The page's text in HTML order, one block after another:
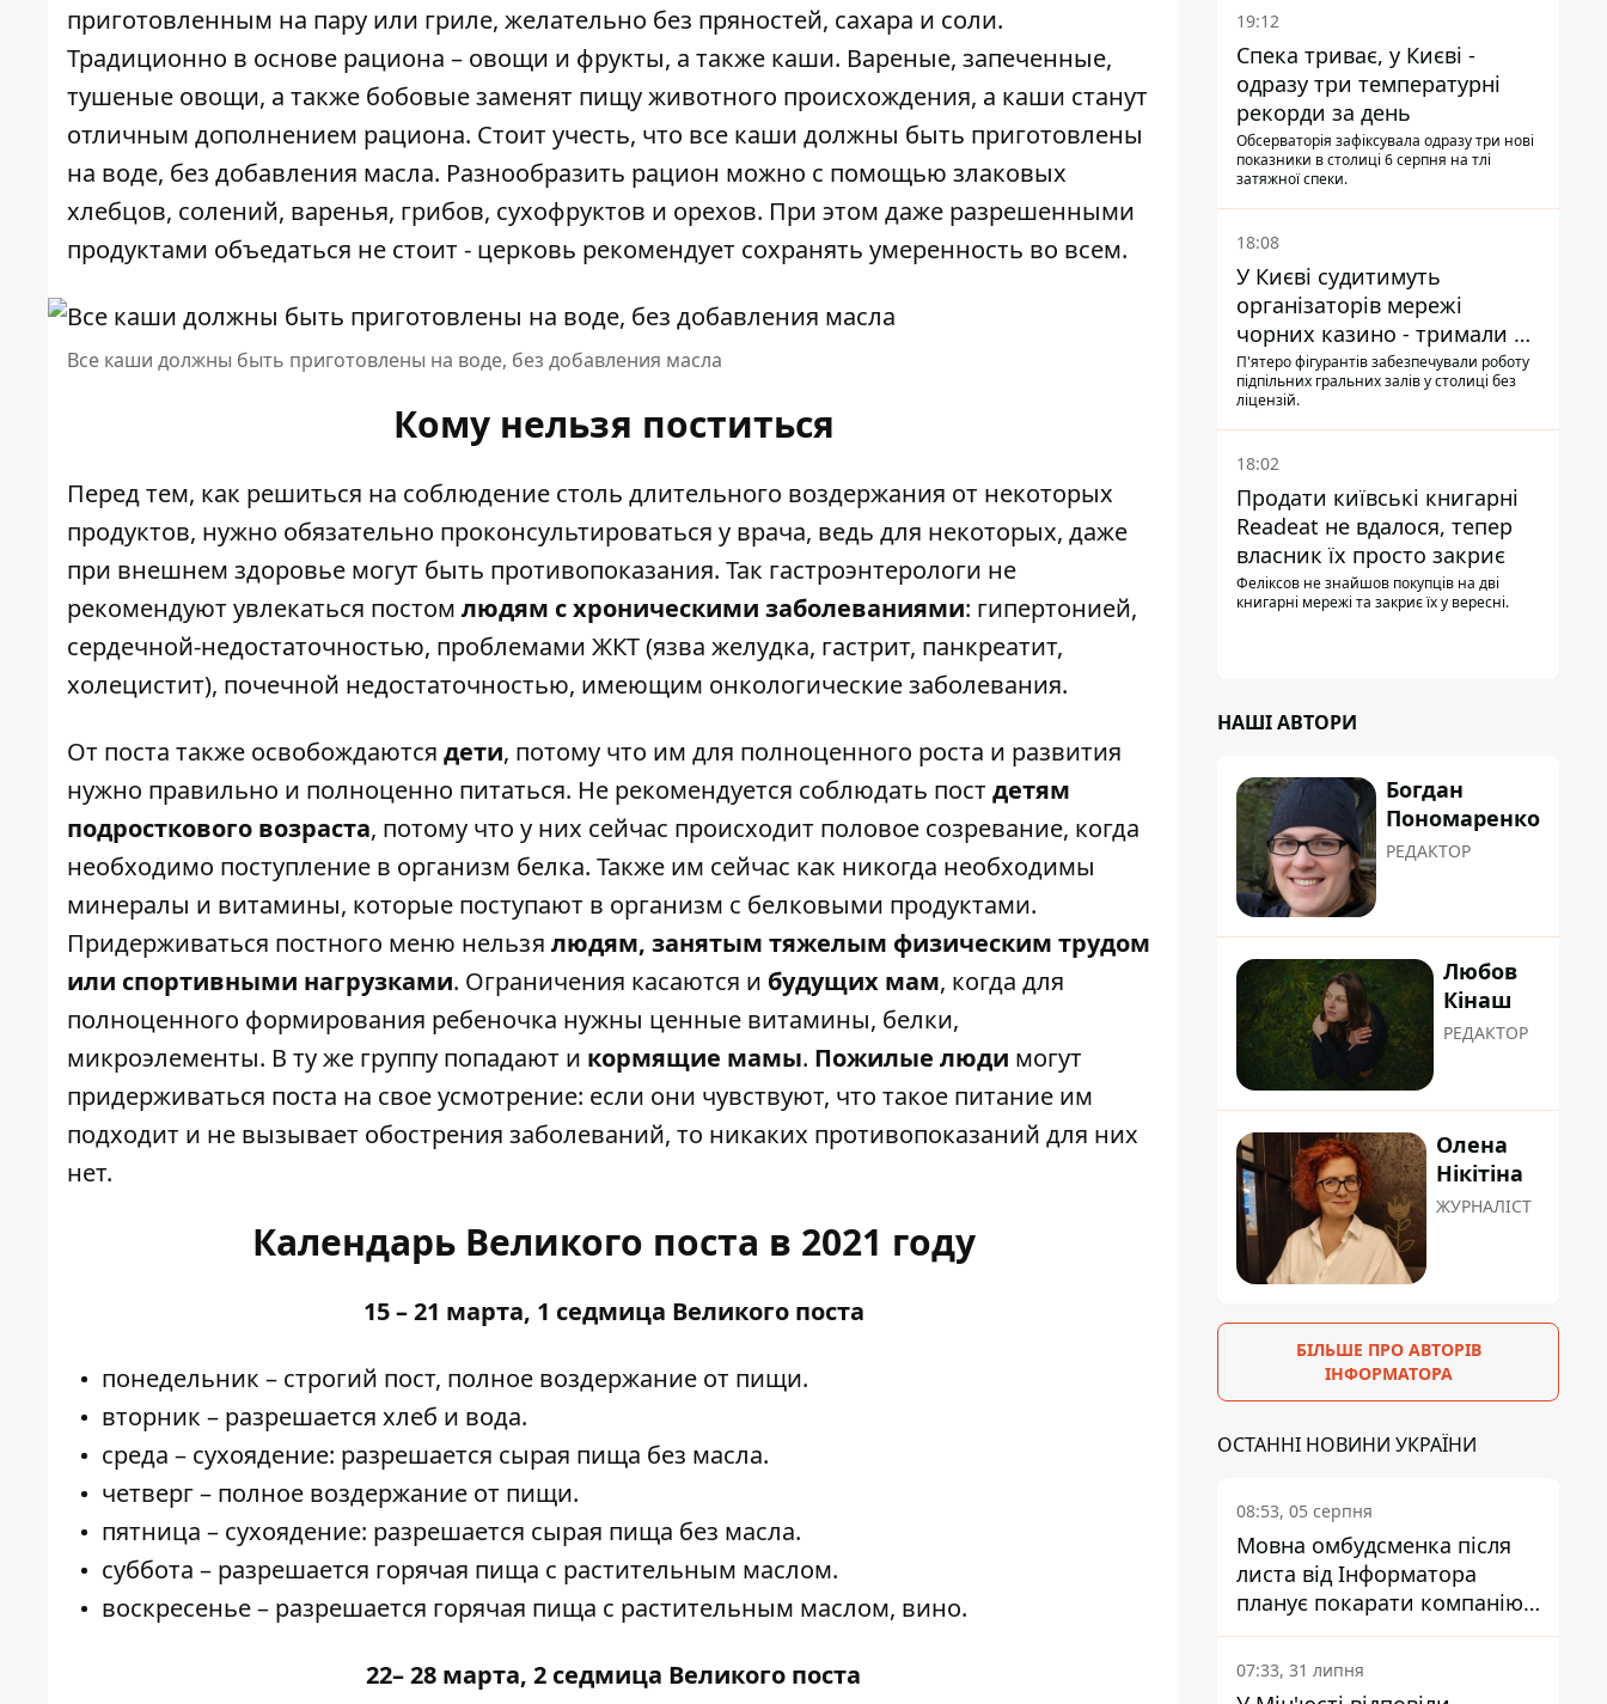
приготовленным на пару или гриле, желательно без пряностей, сахара и соли.
Традиционно в основе рациона – овощи и фрукты, а также каши. Вареные, запеченные,
тушеные овощи, а также бобовые заменят пищу животного происхождения, а каши станут
отличным дополнением рациона. Стоит учесть, что все каши должны быть приготовлены
на воде, без добавления масла. Разнообразить рацион можно с помощью злаковых
хлебцов, солений, варенья, грибов, сухофруктов и орехов. При этом даже разрешенными
продуктами объедаться не стоит - церковь рекомендует сохранять умеренность во всем.
Все каши должны быть приготовлены на воде, без добавления масла
Кому нельзя поститься
Перед тем, как решиться на соблюдение столь длительного воздержания от некоторых
продуктов, нужно обязательно проконсультироваться у врача, ведь для некоторых, даже
при внешнем здоровье могут быть противопоказания. Так гастроэнтерологи не
рекомендуют увлекаться постом людям с хроническими заболеваниями: гипертонией,
сердечной-недостаточностью, проблемами ЖКТ (язва желудка, гастрит, панкреатит,
холецистит), почечной недостаточностью, имеющим онкологические заболевания.
От поста также освобождаются дети, потому что им для полноценного роста и развития
нужно правильно и полноценно питаться. Не рекомендуется соблюдать пост детям
подросткового возраста, потому что у них сейчас происходит половое созревание, когда
необходимо поступление в организм белка. Также им сейчас как никогда необходимы
минералы и витамины, которые поступают в организм с белковыми продуктами.
Придерживаться постного меню нельзя людям, занятым тяжелым физическим трудом
или спортивными нагрузками. Ограничения касаются и будущих мам, когда для
полноценного формирования ребеночка нужны ценные витамины, белки,
микроэлементы. В ту же группу попадают и кормящие мамы. Пожилые люди могут
придерживаться поста на свое усмотрение: если они чувствуют, что такое питание им
подходит и не вызывает обострения заболеваний, то никаких противопоказаний для них
нет.
Календарь Великого поста в 2021 году
15 – 21 марта, 1 седмица Великого поста
понедельник – строгий пост, полное воздержание от пищи.
вторник – разрешается хлеб и вода.
среда – сухоядение: разрешается сырая пища без масла.
четверг – полное воздержание от пищи.
пятница – сухоядение: разрешается сырая пища без масла.
суббота – разрешается горячая пища с растительным маслом.
воскресенье – разрешается горячая пища с растительным маслом, вино.
22– 28 марта, 2 седмица Великого поста
19:12
Спека триває, у Києві -
одразу три температурні
рекорди за день
Обсерваторія зафіксувала одразу три нові
показники в столиці 6 серпня на тлі
затяжної спеки.
18:08
У Києві судитимуть
організаторів мережі
чорних казино - тримали 39
закладів
П'ятеро фігурантів забезпечували роботу
підпільних гральних залів у столиці без
ліцензій.
18:02
Продати київські книгарні
Readeat не вдалося, тепер
власник їх просто закриє
Феліксов не знайшов покупців на дві
книгарні мережі та закриє їх у вересні.
НАШІ АВТОРИ
Богдан
Пономаренко
РЕДАКТОР
Любов
Кінаш
РЕДАКТОР
Олена
Нікітіна
ЖУРНАЛІСТ
БІЛЬШЕ ПРО АВТОРІВ
ІНФОРМАТОРА
ОСТАННІ НОВИНИ УКРАЇНИ
08:53, 05 серпня
Мовна омбудсменка після
листа від Інформатора
планує покарати компанію-
підрядника ПриватБанку
07:33, 31 липня